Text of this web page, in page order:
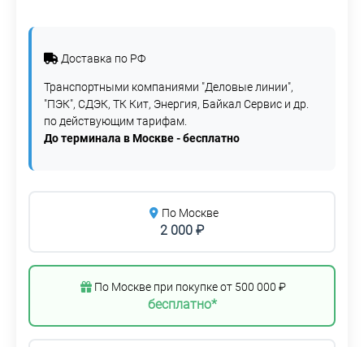
Доставка по РФ
Транспортными компаниями "Деловые линии",
"ПЭК", СДЭК, ТК Кит, Энергия, Байкал Сервис и др.
по действующим тарифам.
До терминала в Москве - бесплатно
По Москве
2 000 ₽
По Москве при покупке от 500 000 ₽
бесплатно*